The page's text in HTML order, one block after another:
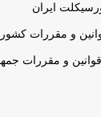
ایران
و مقررات کشور
و مقررات